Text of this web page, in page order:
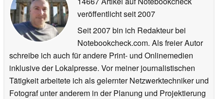
veröffentlichtseit 2007
Seit 2007 bin ich Redakteur bei
Notebookcheck.com. Als freier Autor
schreibe ich auch für andere Print- und Onlinemedien
inklusive der Lokalpresse. Vor meiner journalistischen
Tätigkeit arbeitete ich als gelernter Netzwerktechniker und
Fotograf unter anderem in der Planung und Projektierung